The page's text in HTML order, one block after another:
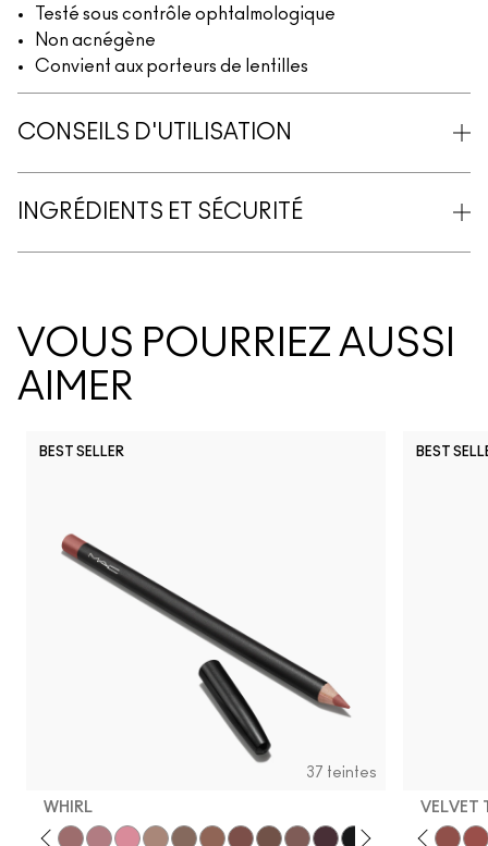
Testé sous contrôle ophtalmologique
Non acnégène
Convient aux porteurs de lentilles
CONSEILS D'UTILISATION
INGRÉDIENTS ET SÉCURITÉ
VOUS POURRIEZ AUSSI
AIMER
BEST SELLER
37 teintes
WHIRL
BEST
VELVET